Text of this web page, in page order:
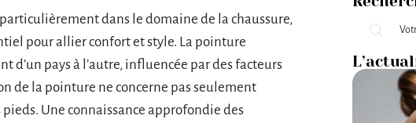
dans le domaine de la chaussure,
pour allier confort et style. La pointure
pays à l’autre, influencée par des facteurs
de la pointure ne concerne pas seulement
pieds. Une connaissance approfondie des